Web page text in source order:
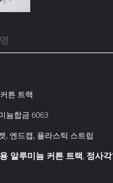
튼 트랙
늄합금 6063
, 엔드캡, 플라스틱 스트립
알루미늄 커튼 트랙, 정사